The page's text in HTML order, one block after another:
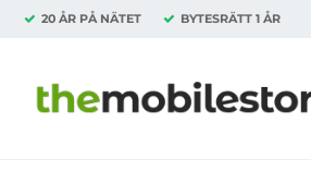
20 ÅR PÅ NÄTET BYTESRÄTT 1 ÅR
Startsidan för